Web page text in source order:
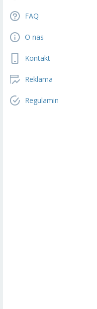
FAQ
O nas
Kontakt
Reklama
Regulamin